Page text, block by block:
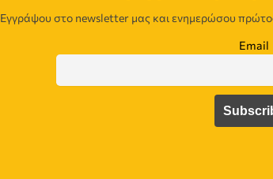
Εγγράψου στο newsletter μας και ενημερώσου
Email